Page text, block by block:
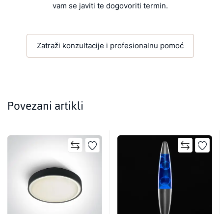
vam se javiti te dogovoriti termin.
Zatraži konzultacije i profesionalnu pomoć
Povezani artikli